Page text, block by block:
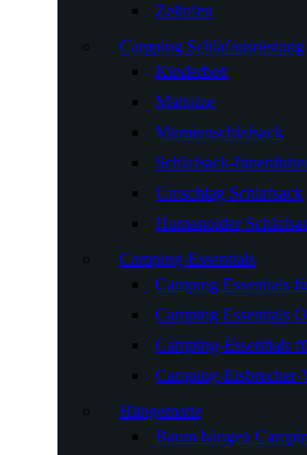
Zeltofen
Camping Schlafausrüstung
Kinderbett
Matratze
Mumienschlafsack
Schlafsack-
Umschlag Schlafsack
Humanoider
Camping-Essentials
Camping Essentials
Camping Essentials
Camping-Essentials
Camping-Eisbrecher-
Hängematte
Baum hängen